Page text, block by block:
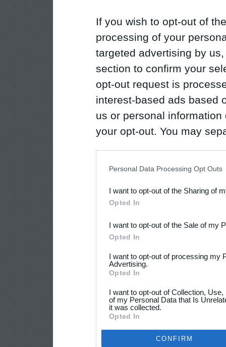
If you wish to opt-out of
processing of your
targeted advertising by
section to confirm your
opt-out request is
interest-based ads based
us or personal
your opt-out. You may
Downstream Participants
third parties.
Personal Data Processing Opt Outs
I want to opt-out of the Sharing of
Opted In
I want to opt-out of the Sale of my
Opted In
I want to opt-out of processing my
Advertising.
Opted In
I want to opt-out of Collection,
of my Personal Data that Is
it was collected.
Opted In
CONFIRM